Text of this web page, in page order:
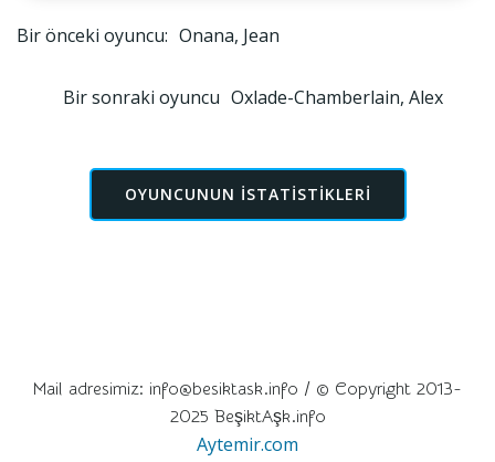
Yazı
gezinmesi
Bir önceki oyuncu: Onana, Jean
Yazı
Bir sonraki oyuncu Oxlade-Chamberlain, Alex
OYUNCUNUN ISTATISTIKLERI
Mail adresimiz: info@besiktask.info / © Copyright 2013-
2025 BeşiktAşk.info
Aytemir.com